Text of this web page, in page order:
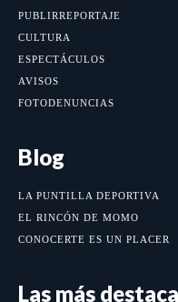
PUBLIRREPORTAJE
CULTURA
ESPECTÁCULOS
AVISOS
FOTODENUNCIAS
Blog
LA PUNTILLA DEPORTIVA
EL RINCÓN DE MOMO
CONOCERTE ES UN PLACER
Las más